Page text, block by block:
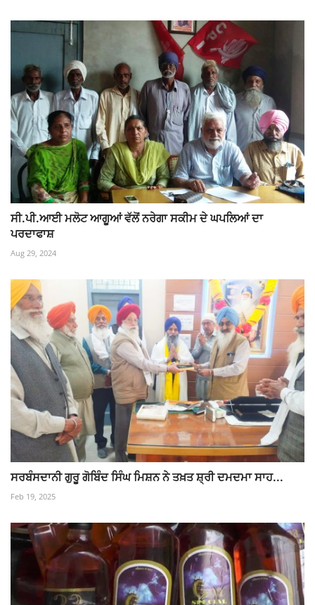
ਸੀ.ਪੀ.ਆਈ ਮਲੋਟ ਆਗੂਆਂ ਵੱਲੋਂ ਨਰੇਗਾ ਸਕੀਮ ਦੇ ਘਪਲਿਆਂ ਦਾ
ਪਰਦਾਫਾਸ਼
Aug 29, 2024
ਸਰਬੰਸਦਾਨੀ ਗੁਰੂ ਗੋਬਿੰਦ ਸਿੰਘ ਮਿਸ਼ਨ ਨੇ ਤਖ਼ਤ ਸ਼੍ਰੀ ਦਮਦਮਾ ਸਾਹ...
Feb 19, 2025